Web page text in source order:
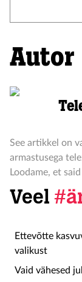
Autor
See artikkel on
armastusega
Loodame, et
Veel
Ettevõtte
valikust
Vaid vähesed